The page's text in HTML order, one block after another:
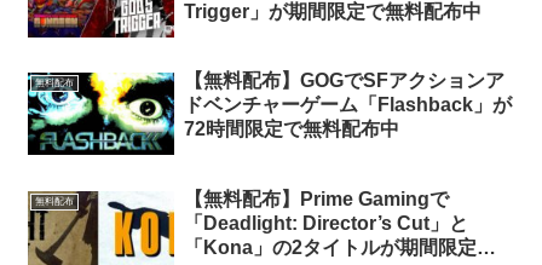
Trigger」が期間限定で無料配布中
無料配布
【無料配布】GOGでSFアクションア
ドベンチャーゲーム「Flashback」が
72時間限定で無料配布中
無料配布
【無料配布】Prime Gamingで
「Deadlight: Director’s Cut」と
「Kona」の2タイトルが期間限定で